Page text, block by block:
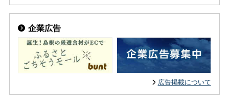
企業広告
広告掲載について